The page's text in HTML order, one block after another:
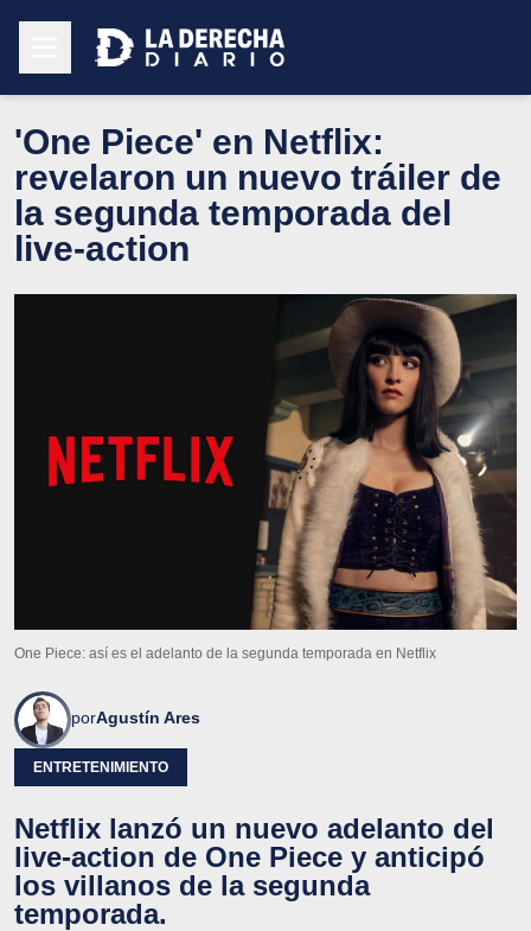
'One Piece' en Netflix:
revelaron un nuevo tráiler de
la segunda temporada del
live-action
One Piece: así es el adelanto de la segunda temporada en Netflix
porAgustín Ares
ENTRETENIMIENTO
Netflix lanzó un nuevo adelanto del
live-action de One Piece y anticipó
los villanos de la segunda
temporada.